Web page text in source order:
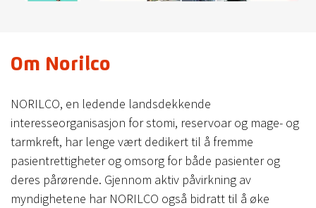
Om Norilco
NORILCO, en ledende landsdekkende
interesseorganisasjon for stomi, reservoar og mage- og
tarmkreft, har lenge vært dedikert til å fremme
pasientrettigheter og omsorg for både pasienter og
deres pårørende. Gjennom aktiv påvirkning av
myndighetene har NORILCO også bidratt til å øke